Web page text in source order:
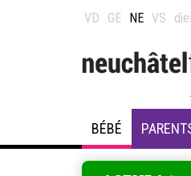
VD GE NE VS
BÉBÉ